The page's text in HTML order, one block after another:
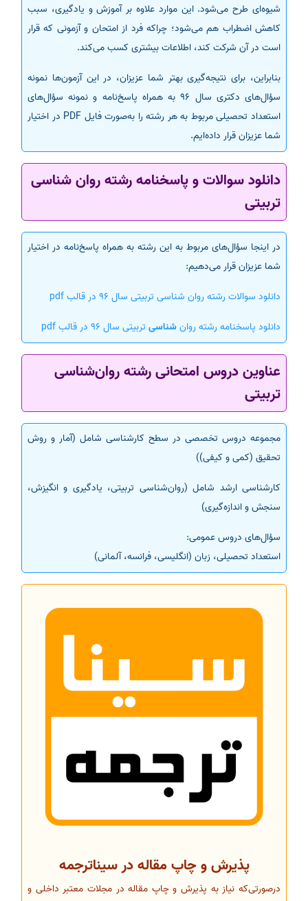
شیوه‌ای طرح می‌شود. این موارد علاوه بر آموزش و یادگیری، سبب
کاهش اضطراب هم می‌شود؛ چراکه فرد از امتحان و آزمونی که قرار
است در آن شرکت کند، اطلاعات بیشتری کسب می‌کند.
بنابراین، برای نتیجه‌گیری بهتر شما عزیزان، در این آزمون‌ها نمونه
سؤال‌های دکتری سال 96 به همراه پاسخ‌نامه و نمونه سؤال‌های
استعداد تحصیلی مربوط به هر رشته را به‌صورت فایل PDF در اختیار
شما عزیزان قرار داده‌ایم.
دانلود سوالات و پاسخنامه رشته روان شناسی
تربیتی
در اینجا سؤال‌های مربوط به این رشته به همراه پاسخ‌نامه در اختیار
شما عزیزان قرار می‌دهیم:
دانلود سوالات رشته روان شناسی تربیتی سال 96 در قالب pdf
دانلود پاسخنامه رشته روانشناسی تربیتی سال 96 در قالب pdf
عناوین دروس امتحانی رشته روان‌شناسی
تربیتی
مجموعه دروس تخصصی در سطح کارشناسی شامل (آمار و روش
تحقیق (کمی و کیفی))
کارشناسی ارشد شامل (روان‌شناسی تربیتی، یادگیری و انگیزش،
سنجش و اندازه‌گیری)
سؤال‌های دروس عمومی:
استعداد تحصیلی، زبان (انگلیسی، فرانسه، آلمانی)
پذیرش و چاپ مقاله در سیناترجمه
درصورتی‌که نیاز به پذیرش و چاپ مقاله در مجلات معتبر داخلی و